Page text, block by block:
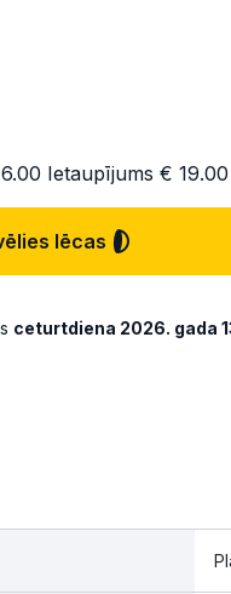
Ietaupījums € 19.00
lēcas
ceturtdiena 2026. gada